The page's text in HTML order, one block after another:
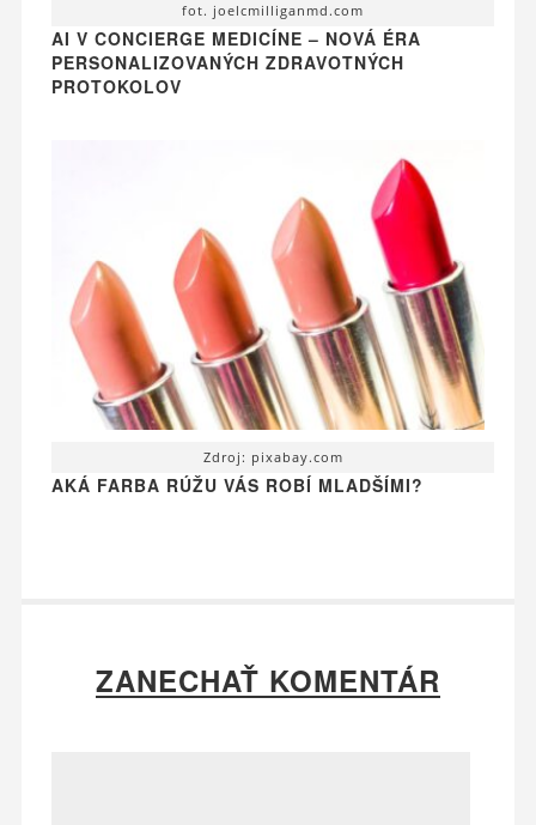
fot. joelcmilliganmd.com
AI V CONCIERGE MEDICÍNE – NOVÁ ÉRA
PERSONALIZOVANÝCH ZDRAVOTNÝCH
PROTOKOLOV
Zdroj: pixabay.com
AKÁ FARBA RÚŽU VÁS ROBÍ MLADŠÍMI?
ZANECHAŤ KOMENTÁR